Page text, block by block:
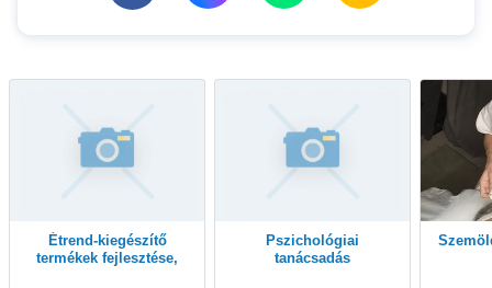
Étrend-kiegészítő
termékek fejlesztése,
Pszichológiai
tanácsadás